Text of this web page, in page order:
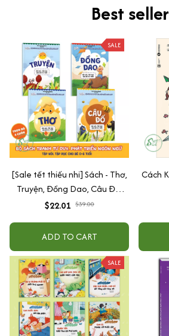
Best
SALE
[Sale tết thiếu nhi] Sách - Thơ,
Truyện, Đồng Dao, Câu Đố,
Tập Nói Tập Đọc Cho Bé 0-6
$22.01 $39.00
ADD TO CART
Cách
SALE